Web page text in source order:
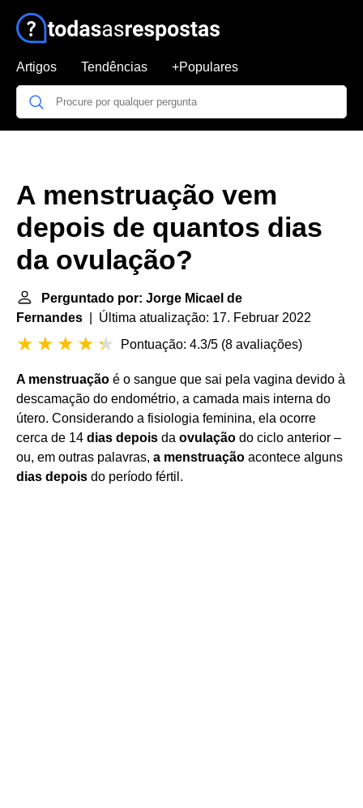
Artigos Tendências +Populares
A menstruação vem
depois de quantos dias
da ovulação?
Perguntado por: Jorge Micael de
Fernandes | Última atualização: 17. Februar 2022
Pontuação: 4.3/5 (8 avaliações)
A menstruação é o sangue que sai pela vagina devido à
descamação do endométrio, a camada mais interna do
útero. Considerando a fisiologia feminina, ela ocorre
cerca de 14 dias depois da ovulação do ciclo anterior –
ou, em outras palavras, a menstruação acontece alguns
dias depois do período fértil.